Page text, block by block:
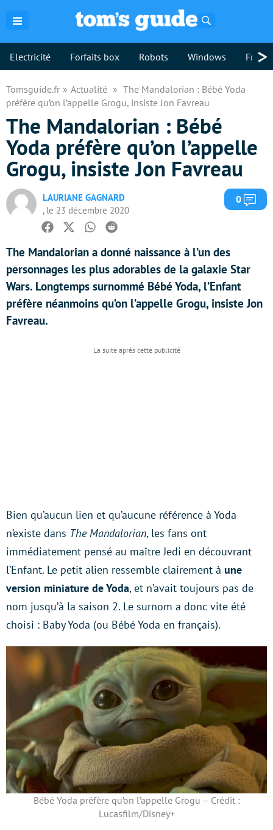
Electricité Forfaits box Robots Windows >
Tomsguide.fr Actualité
The Mandalorian : Bébé Yoda
préfère qu’on l’appelle Grogu, insiste Jon Favreau
The Mandalorian : Bébé
Yoda préfère qu’on l’appelle
Grogu, insiste Jon Favreau
LAURIANE GAGNARD
, le 23 décembre 2020
0
Facebook
TwitterWhatsapp
Reddit
The Mandalorian a donné naissance à l’un des
personnages les plus adorables de la galaxie Star
Wars. Longtemps surnommé Bébé Yoda, l’Enfant
préfère néanmoins qu’on l’appelle Grogu, insiste Jon
Favreau.
Bien qu’aucun lien et qu’aucune référence à Yoda
n’existe dans The Mandalorian, les fans ont
immédiatement pensé au maître Jedi en découvrant
l’Enfant. Le petit alien ressemble clairement à une
version miniature de Yoda, et n’avait toujours pas de
nom jusqu’à la saison 2. Le surnom a donc vite été
choisi : Baby Yoda (ou Bébé Yoda en français).
Bébé Yoda préfère qu’on l’appelle Grogu – Crédit :
Lucasfilm/Disney+